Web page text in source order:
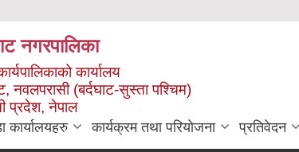
नगरपालिका
कार्यालय
नवलपरासी (बर्दघाट-सुस्ता पश्चिम)
प्रदेश, नेपाल
कार्यालयहरु कार्यक्रम तथा परियोजना प्रतिवेदन